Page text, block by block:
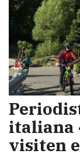
italiana
visiten